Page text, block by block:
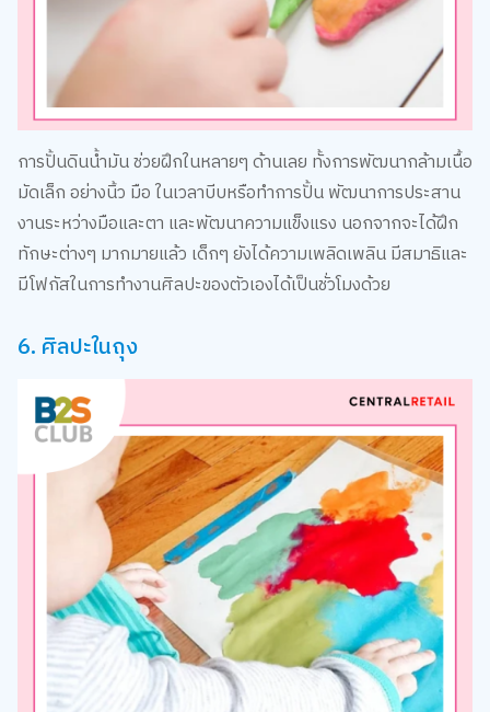
การปั้นดินน้ำมัน ช่วยฝึกในหลายๆ ด้านเลย ทั้งการพัฒนากล้ามเนื้อ
มัดเล็ก อย่างนิ้ว มือ ในเวลาบีบหรือทำการปั้น พัฒนาการประสาน
งานระหว่างมือและตา และพัฒนาความแข็งแรง นอกจากจะได้ฝึก
ทักษะต่างๆ มากมายแล้ว เด็กๆ ยังได้ความเพลิดเพลิน มีสมาธิและ
มีโฟกัสในการทำงานศิลปะของตัวเองได้เป็นชั่วโมงด้วย